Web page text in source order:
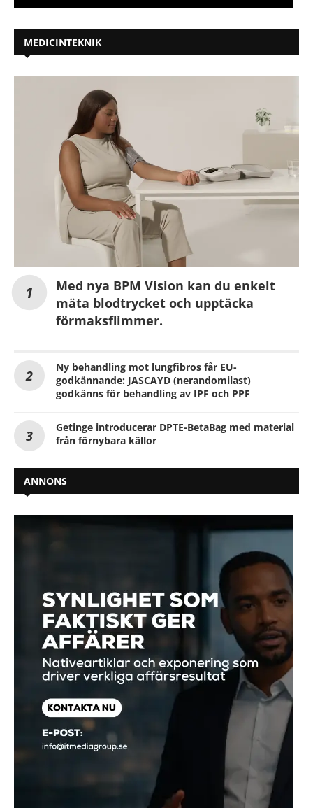
MEDICINTEKNIK
Med nya BPM Vision kan du enkelt
mäta blodtrycket och upptäcka
förmaksflimmer.
Ny behandling mot lungfibros får EU-
godkännande: JASCAYD (nerandomilast)
godkänns för behandling av IPF och PPF
Getinge introducerar DPTE-BetaBag med material
från förnybara källor
ANNONS